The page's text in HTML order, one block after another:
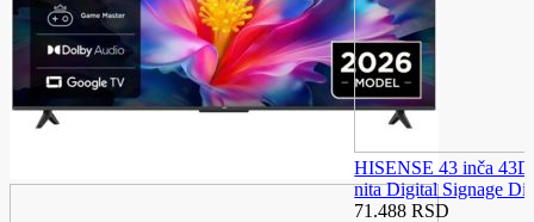
HISENSE 43 inča
nita Digital Signage
71.488 RSD